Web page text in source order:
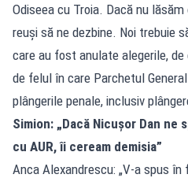
Odiseea cu Troia. Dacă nu
reuși să ne dezbine. Noi trebuie
care au fost anulate alegerile, de
de felul în care Parchetul
plângerile penale, inclusiv
Simion: „Dacă Nicușor Dan ne
cu AUR, îi ceream demisia”
Anca Alexandrescu: „V-a spus